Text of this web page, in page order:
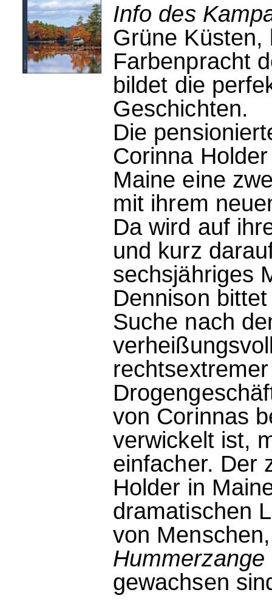
Info des
Grüne Küsten,
Farbenpracht
bildet die
Geschichten.
Die
Corinna
Maine eine
mit ihrem
Da wird auf
und kurz
sechsjähriges
Dennison
Suche nach
von Corinnas
verwickelt ist,
einfacher. Der
Holder in
dramatischen
von
Hummerzange
gewachsen